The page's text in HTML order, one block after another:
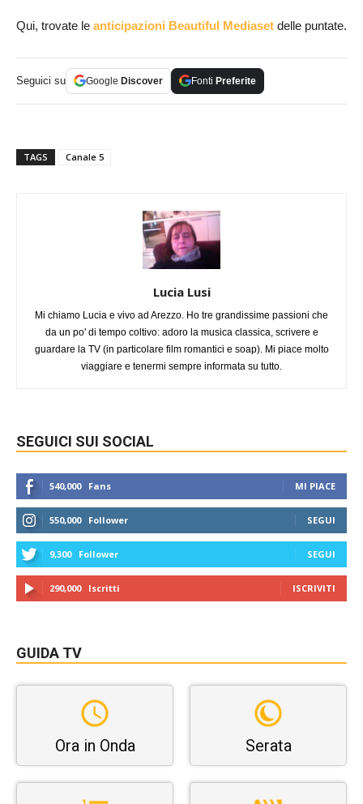
Qui, trovate le anticipazioni Beautiful Mediaset delle puntate.
Seguici su Google Discover Fonti Preferite
TAGS Canale 5
Lucia Lusi
Mi chiamo Lucia e vivo ad Arezzo. Ho tre grandissime passioni che
da un po' di tempo coltivo: adoro la musica classica, scrivere e
guardare la TV (in particolare film romantici e soap). Mi piace molto
viaggiare e tenermi sempre informata su tutto.
SEGUICI SUI SOCIAL
540,000 Fans MI PIACE
550,000 Follower SEGUI
9,300 Follower SEGUI
290,000 Iscritti ISCRIVITI
GUIDA TV
Ora in Onda Serata